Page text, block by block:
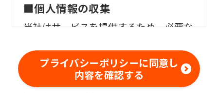
■個人情報の収集
当社はサービスを提供するため、必要な
客様の個人情報を収集いたします。
■個人情報の利用
プライバシーポリシーに同意し
内容を確認する